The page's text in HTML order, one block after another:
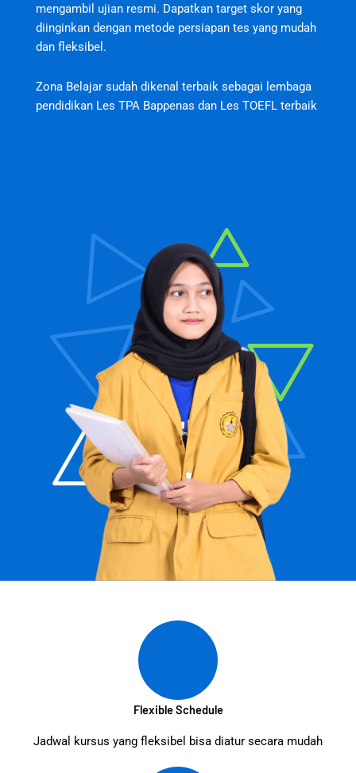
mengambil ujian resmi. Dapatkan target skor yang
diinginkan dengan metode persiapan tes yang mudah
dan fleksibel.
Zona Belajar sudah dikenal terbaik sebagai lembaga
pendidikan Les TPA Bappenas dan Les TOEFL terbaik
Flexible Schedule
Jadwal kursus yang fleksibel bisa diatur secara mudah